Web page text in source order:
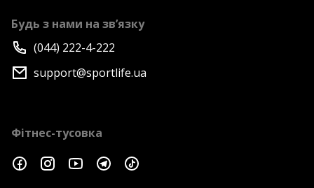
Будь з нами на зв’язку
(044) 222-4-222
support@sportlife.ua
Фітнес-тусовка